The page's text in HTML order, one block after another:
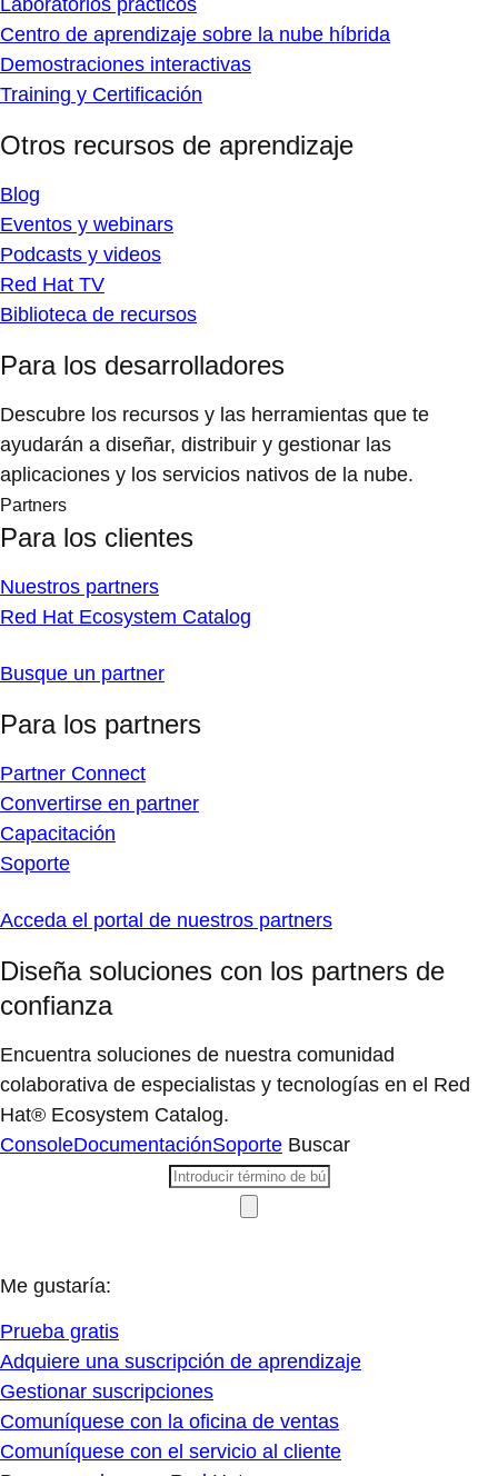
Laboratorios prácticos
Centro de aprendizaje sobre la nube híbrida
Demostraciones interactivas
Training y Certificación
Otros recursos de aprendizaje
Blog
Eventos y webinars
Podcasts y videos
Red Hat TV
Biblioteca de recursos
Para los desarrolladores
Descubre los recursos y las herramientas que te
ayudarán a diseñar, distribuir y gestionar las
aplicaciones y los servicios nativos de la nube.
Partners
Para los clientes
Nuestros partners
Red Hat Ecosystem Catalog
Busque un partner
Para los partners
Partner Connect
Convertirse en partner
Capacitación
Soporte
Acceda el portal de nuestros partners
Diseña soluciones con los partners de
confianza
Encuentra soluciones de nuestra comunidad
colaborativa de especialistas y tecnologías en el Red
Hat® Ecosystem Catalog.
ConsoleDocumentaciónSoporte Buscar
Me gustaría:
Prueba gratis
Adquiere una suscripción de aprendizaje
Gestionar suscripciones
Comuníquese con la oficina de ventas
Comuníquese con el servicio al cliente